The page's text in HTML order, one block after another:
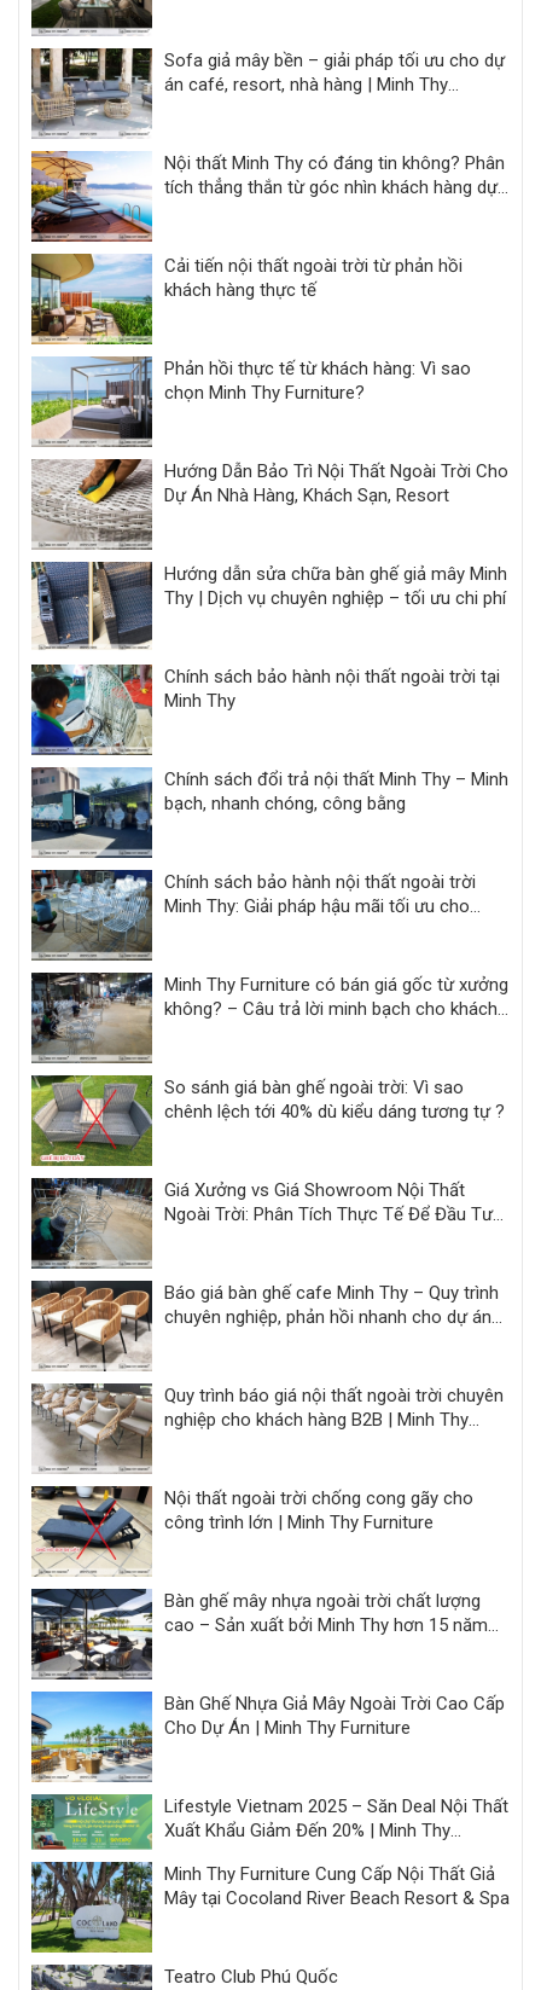
Sofa giả mây bền – giải pháp tối ưu cho dự
án café, resort, nhà hàng | Minh Thy
Nội thất Minh Thy có đáng tin không? Phân
tích thẳng thắn từ góc nhìn khách hàng dự
Cải tiến nội thất ngoài trời từ phản hồi
khách hàng thực tế
Phản hồi thực tế từ khách hàng: Vì sao
chọn Minh Thy Furniture?
Hướng Dẫn Bảo Trì Nội Thất Ngoài Trời Cho
Dự Án Nhà Hàng, Khách Sạn, Resort
Hướng dẫn sửa chữa bàn ghế giả mây Minh
Thy | Dịch vụ chuyên nghiệp – tối ưu chi phí
Chính sách bảo hành nội thất ngoài trời tại
Minh Thy
Chính sách đổi trả nội thất Minh Thy – Minh
bạch, nhanh chóng, công bằng
Chính sách bảo hành nội thất ngoài trời
Minh Thy: Giải pháp hậu mãi tối ưu cho
Minh Thy Furniture có bán giá gốc từ xưởng
không? – Câu trả lời minh bạch cho khách
So sánh giá bàn ghế ngoài trời: Vì sao
chênh lệch tới 40% dù kiểu dáng tương tự ?
Giá Xưởng vs Giá Showroom Nội Thất
Ngoài Trời: Phân Tích Thực Tế Để Đầu Tư
Báo giá bàn ghế cafe Minh Thy – Quy trình
chuyên nghiệp, phản hồi nhanh cho dự án
Quy trình báo giá nội thất ngoài trời chuyên
nghiệp cho khách hàng B2B | Minh Thy
Nội thất ngoài trời chống cong gãy cho
công trình lớn | Minh Thy Furniture
Bàn ghế mây nhựa ngoài trời chất lượng
cao – Sản xuất bởi Minh Thy hơn 15 năm
Bàn Ghế Nhựa Giả Mây Ngoài Trời Cao Cấp
Cho Dự Án | Minh Thy Furniture
Lifestyle Vietnam 2025 – Săn Deal Nội Thất
Xuất Khẩu Giảm Đến 20% | Minh Thy
Minh Thy Furniture Cung Cấp Nội Thất Giả
Mây tại Cocoland River Beach Resort & Spa
Teatro Club Phú Quốc